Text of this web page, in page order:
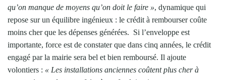
qu’on manque de moyens qu’on doit le faire », dynamique qui
repose sur un équilibre ingénieux : le crédit à rembourser coûte
moins cher que les dépenses générées. Si l’enveloppe est
importante, force est de constater que dans cinq années, le crédit
engagé par la mairie sera bel et bien remboursé. Il ajoute
volontiers : « Les installations anciennes coûtent plus cher à